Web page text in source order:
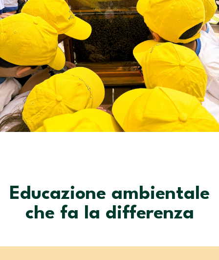
Educazione ambientale
che fa la differenza